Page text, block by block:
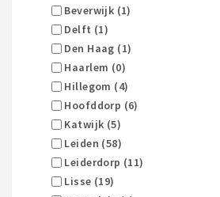
Beverwijk (1)
Delft (1)
Den Haag (1)
Haarlem (0)
Hillegom (4)
Hoofddorp (6)
Katwijk (5)
Leiden (58)
Leiderdorp (11)
Lisse (19)